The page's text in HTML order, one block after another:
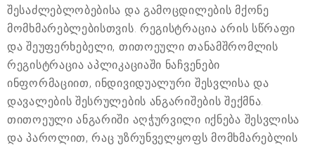
შესაძლებლობებისა და გამოცდილების მქონე
მომხმარებლებისთვის. რეგისტრაცია არის სწრაფი
და შეუფერხებელი, თითოეული თანამშრომლის
რეგისტრაცია აპლიკაციაში ნაჩვენები
ინფორმაციით, ინდივიდუალური შესვლისა და
დავალების შესრულების ანგარიშების შექმნა.
თითოეული ანგარიში აღჭურვილი იქნება შესვლისა
და პაროლით, რაც უზრუნველყოფს მომხმარებლის